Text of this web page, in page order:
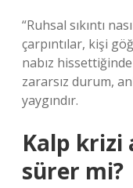
“Ruhsal sıkıntı
çarpıntılar, kişi
nabız
zararsız durum,
yaygındır.
Kalp krizi
sürer mi?